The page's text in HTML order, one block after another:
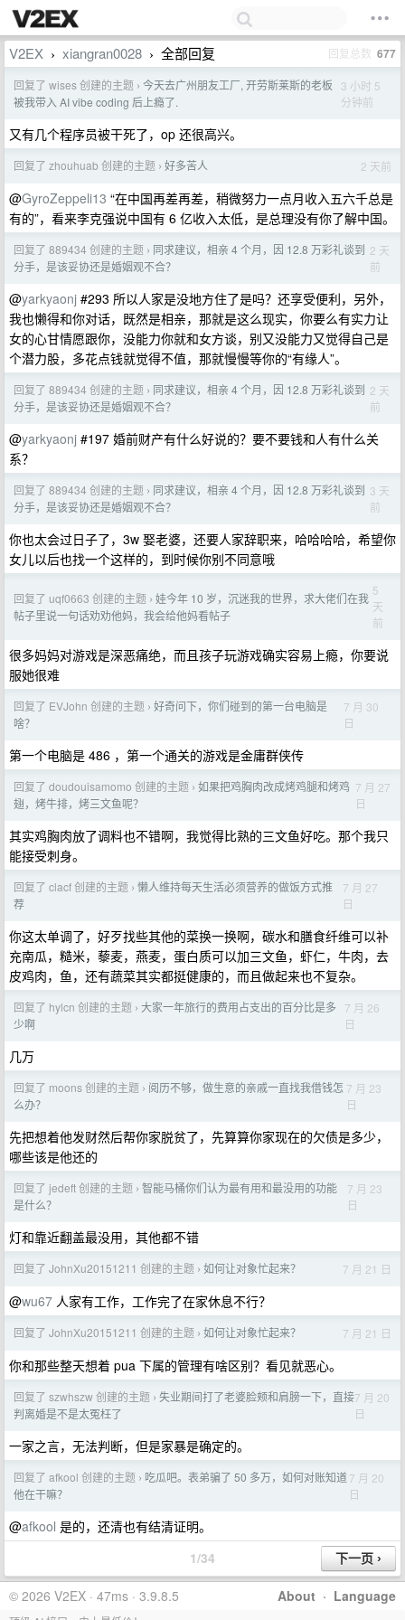
V2EX › xiangran0028 › 全部回复 回复总数 677
回复了 wises 创建的主题 › 今天去广州朋友工厂, 开劳斯莱斯的老板
被我带入 AI vibe coding 后上瘾了.
3 小时 5
分钟前
又有几个程序员被干死了，op 还很高兴。
回复了 zhouhuab 创建的主题 › 好多苦人 2 天前
@GyroZeppeli13 “在中国再差再差，稍微努力一点月收入五六千总是
有的”，看来李克强说中国有 6 亿收入太低，是总理没有你了解中国。
回复了 889434 创建的主题 › 同求建议，相亲 4 个月，因 12.8 万彩礼谈到
分手，是该妥协还是婚姻观不合？
2 天
前
@yarkyaonj #293 所以人家是没地方住了是吗？还享受便利，另外，
我也懒得和你对话，既然是相亲，那就是这么现实，你要么有实力让
女的心甘情愿跟你，没能力你就和女方谈，别又没能力又觉得自己是
个潜力股，多花点钱就觉得不值，那就慢慢等你的“有缘人”。
回复了 889434 创建的主题 › 同求建议，相亲 4 个月，因 12.8 万彩礼谈到
分手，是该妥协还是婚姻观不合？
2 天
前
@yarkyaonj #197 婚前财产有什么好说的？要不要钱和人有什么关
系？
回复了 889434 创建的主题 › 同求建议，相亲 4 个月，因 12.8 万彩礼谈到
分手，是该妥协还是婚姻观不合？
3 天
前
你也太会过日子了，3w 娶老婆，还要人家辞职来，哈哈哈哈，希望你
女儿以后也找一个这样的，到时候你别不同意哦
回复了 uqf0663 创建的主题 › 娃今年 10 岁，沉迷我的世界，求大佬们在我
帖子里说一句话劝劝他妈，我会给他妈看帖子
5
天
前
很多妈妈对游戏是深恶痛绝，而且孩子玩游戏确实容易上瘾，你要说
服她很难
回复了 EVJohn 创建的主题 › 好奇问下，你们碰到的第一台电脑是
啥？
7 月 30
日
第一个电脑是 486 ，第一个通关的游戏是金庸群侠传
回复了 doudouisamomo 创建的主题 › 如果把鸡胸肉改成烤鸡腿和烤鸡
翅，烤牛排，烤三文鱼呢？
7 月 27
日
其实鸡胸肉放了调料也不错啊，我觉得比熟的三文鱼好吃。那个我只
能接受刺身。
回复了 clacf 创建的主题 › 懒人维持每天生活必须营养的做饭方式推
荐
7 月 27
日
你这太单调了，好歹找些其他的菜换一换啊，碳水和膳食纤维可以补
充南瓜，糙米，藜麦，燕麦，蛋白质可以加三文鱼，虾仁，牛肉，去
皮鸡肉，鱼，还有蔬菜其实都挺健康的，而且做起来也不复杂。
回复了 hylcn 创建的主题 › 大家一年旅行的费用占支出的百分比是多
少啊
7 月 26
日
几万
回复了 moons 创建的主题 › 阅历不够，做生意的亲戚一直找我借钱怎
么办？
7 月 23
日
先把想着他发财然后帮你家脱贫了，先算算你家现在的欠债是多少，
哪些该是他还的
回复了 jedeft 创建的主题 › 智能马桶你们认为最有用和最没用的功能
是什么？
7 月 23
日
灯和靠近翻盖最没用，其他都不错
回复了 JohnXu20151211 创建的主题 › 如何让对象忙起来？ 7 月 21 日
@wu67 人家有工作，工作完了在家休息不行？
回复了 JohnXu20151211 创建的主题 › 如何让对象忙起来？ 7 月 21 日
你和那些整天想着 pua 下属的管理有啥区别？看见就恶心。
回复了 szwhszw 创建的主题 › 失业期间打了老婆脸颊和肩膀一下，直接
判离婚是不是太冤枉了
7 月 20
日
一家之言，无法判断，但是家暴是确定的。
回复了 afkool 创建的主题 › 吃瓜吧。表弟骗了 50 多万，如何对账知道
他在干嘛？
7 月 20
日
@afkool 是的，还清也有结清证明。
1/34
About · Language
© 2026 V2EX · 47ms · 3.9.8.5